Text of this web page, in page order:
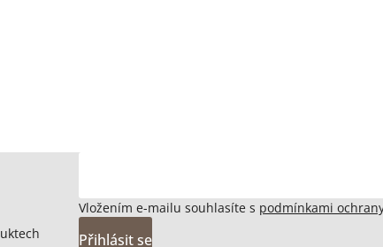
Vložením e-mailu souhlasíte s podmínkami
Přihlásit se